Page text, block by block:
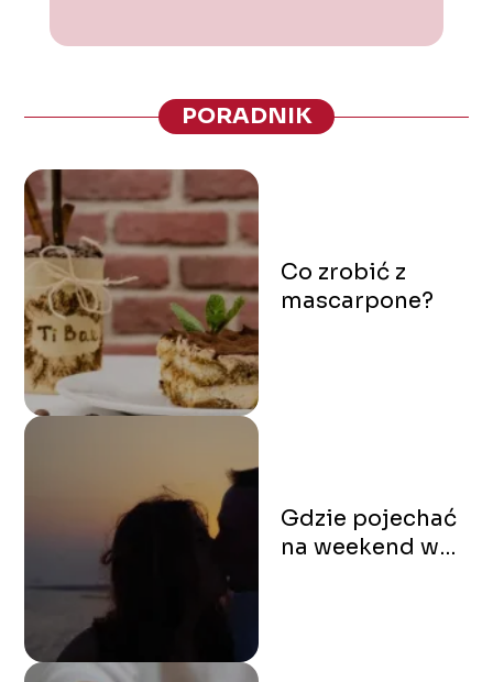
PORADNIK
Co zrobić z
mascarpone?
Gdzie pojechać
na weekend we